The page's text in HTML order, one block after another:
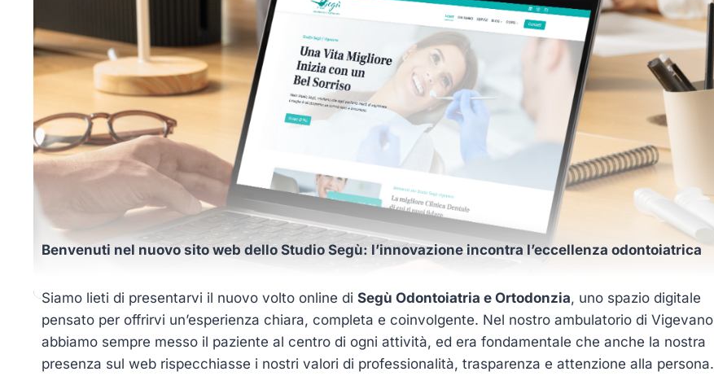
Benvenuti nel nuovo sito web dello Studio Segù: l’innovazione incontra l’eccellenza odontoiatrica
Siamo lieti di presentarvi il nuovo volto online di Segù Odontoiatria e Ortodonzia, uno spazio digitale
pensato per offrirvi un’esperienza chiara, completa e coinvolgente. Nel nostro ambulatorio di Vigevano
abbiamo sempre messo il paziente al centro di ogni attività, ed era fondamentale che anche la nostra
presenza sul web rispecchiasse i nostri valori di professionalità, trasparenza e attenzione alla persona.